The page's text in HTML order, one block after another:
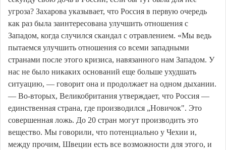
угроза? Захарова указывает, что Россия в первую очередь
как раз была заинтересована улучшить отношения с
Западом, когда случился скандал с отравлением. «Мы ведь
пытаемся улучшить отношения со всеми западными
странами после этого кризиса, навязанного нам Западом. У
нас не было никаких оснований еще больше ухудшать
ситуацию, — говорит она и продолжает на одном дыхании.
— Во-вторых, Великобритания утверждает, что Россия —
единственная страна, где производился „Новичок". Это
совершенная ложь. До 20 стран могут производить это
вещество. Мы говорили, что потенциально у Чехии и,
между прочим, Швеции есть все возможности для этого, и